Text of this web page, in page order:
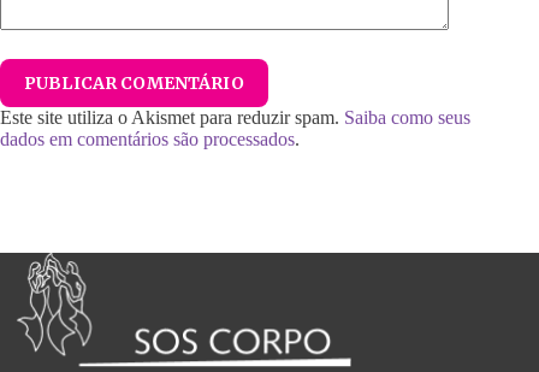
PUBLICAR COMENTÁRIO
Este site utiliza o Akismet para reduzir spam. Saiba como seus
dados em comentários são processados.